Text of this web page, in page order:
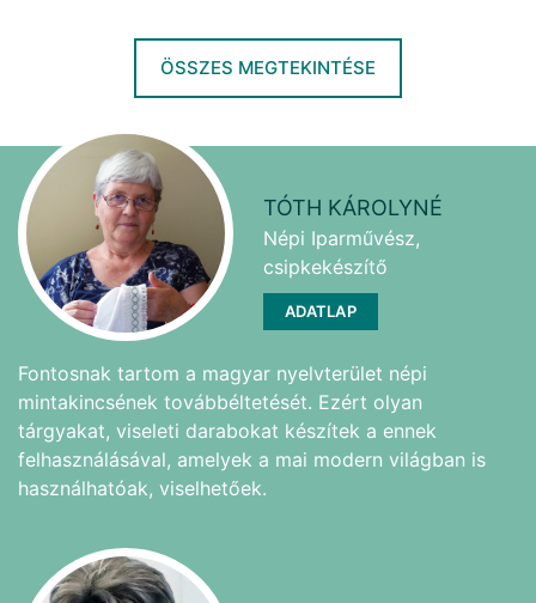
ÖSSZES MEGTEKINTÉSE
TÓTH KÁROLYNÉ
Népi Iparművész,
csipkekészítő
ADATLAP
Fontosnak tartom a magyar nyelvterület népi
mintakincsének továbbéltetését. Ezért olyan
tárgyakat, viseleti darabokat készítek a ennek
felhasználásával, amelyek a mai modern világban is
használhatóak, viselhetőek.